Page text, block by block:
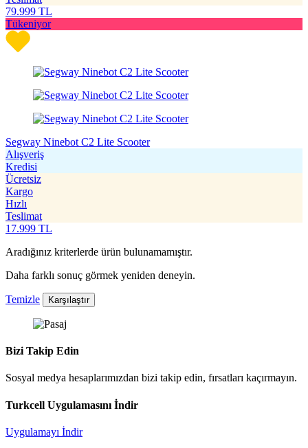
79.999 TL
Tükeniyor
Segway Ninebot C2 Lite Scooter
Alışveriş
Kredisi
Ücretsiz
Kargo
Hızlı
Teslimat
17.999 TL
Aradığınız kriterlerde ürün bulunamamıştır.
Daha farklı sonuç görmek yeniden deneyin.
Temizle Karşılaştır
Bizi Takip Edin
Sosyal medya hesaplarımızdan bizi takip edin, fırsatları kaçırmayın.
Turkcell Uygulamasını İndir
Uygulamayı İndir